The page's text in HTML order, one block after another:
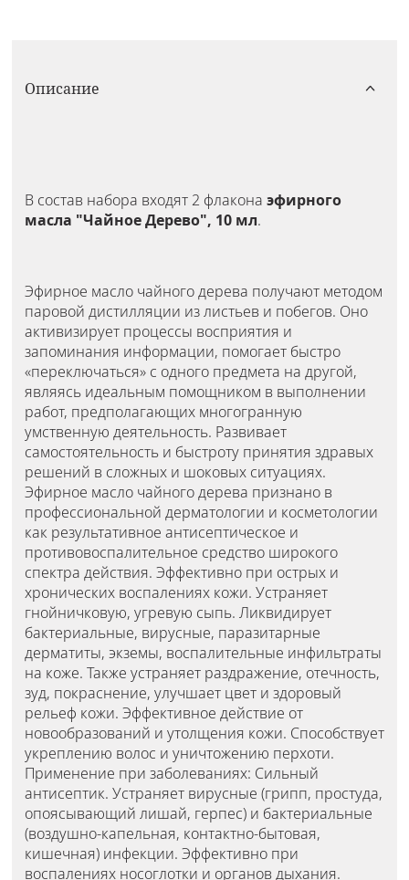
Описание
В состав набора входят 2 флакона эфирного
масла "Чайное Дерево", 10 мл.
Эфирное масло чайного дерева получают методом
паровой дистилляции из листьев и побегов. Оно
активизирует процессы восприятия и
запоминания информации, помогает быстро
«переключаться» с одного предмета на другой,
являясь идеальным помощником в выполнении
работ, предполагающих многогранную
умственную деятельность. Развивает
самостоятельность и быстроту принятия здравых
решений в сложных и шоковых ситуациях.
Эфирное масло чайного дерева признано в
профессиональной дерматологии и косметологии
как результативное антисептическое и
противовоспалительное средство широкого
спектра действия. Эффективно при острых и
хронических воспалениях кожи. Устраняет
гнойничковую, угревую сыпь. Ликвидирует
бактериальные, вирусные, паразитарные
дерматиты, экземы, воспалительные инфильтраты
на коже. Также устраняет раздражение, отечность,
зуд, покраснение, улучшает цвет и здоровый
рельеф кожи. Эффективное действие от
новообразований и утолщения кожи. Способствует
укреплению волос и уничтожению перхоти.
Применение при заболеваниях: Сильный
антисептик. Устраняет вирусные (грипп, простуда,
опоясывающий лишай, герпес) и бактериальные
(воздушно-капельная, контактно-бытовая,
кишечная) инфекции. Эффективно при
воспалениях носоглотки и органов дыхания.